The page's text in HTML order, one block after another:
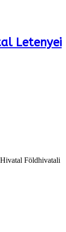
Letenyei
Földhivatali